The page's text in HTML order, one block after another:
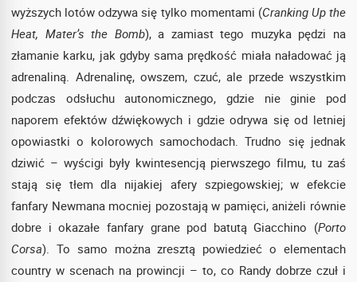
wyższych lotów odzywa się tylko momentami (Cranking Up the
Heat, Mater’s the Bomb), a zamiast tego muzyka pędzi na
złamanie karku, jak gdyby sama prędkość miała naładować ją
adrenaliną. Adrenalinę, owszem, czuć, ale przede wszystkim
podczas odsłuchu autonomicznego, gdzie nie ginie pod
naporem efektów dźwiękowych i gdzie odrywa się od letniej
opowiastki o kolorowych samochodach. Trudno się jednak
dziwić – wyścigi były kwintesencją pierwszego filmu, tu zaś
stają się tłem dla nijakiej afery szpiegowskiej; w efekcie
fanfary Newmana mocniej pozostają w pamięci, aniżeli równie
dobre i okazałe fanfary grane pod batutą Giacchino (Porto
Corsa). To samo można zresztą powiedzieć o elementach
country w scenach na prowincji – to, co Randy dobrze czuł i